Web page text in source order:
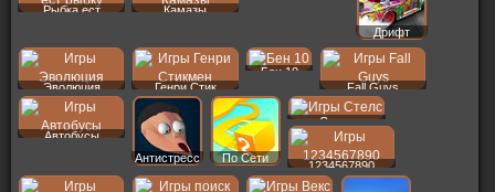
Рыбка ест Камазы
Дрифт
Эволюция Генри Стик
Бен 10
Fall Guys
Автобусы
Антистресс
По Сети
Стелс
1234567890